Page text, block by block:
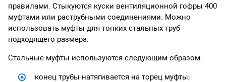
правилами. Стыкуются куски вентиляционной гофры 400
муфтами или раструбными соединениями. Можно
использовать муфты для тонких стальных труб
подходящего размера.
Стальные муфты используются следующим образом:
конец трубы натягивается на торец муфты;